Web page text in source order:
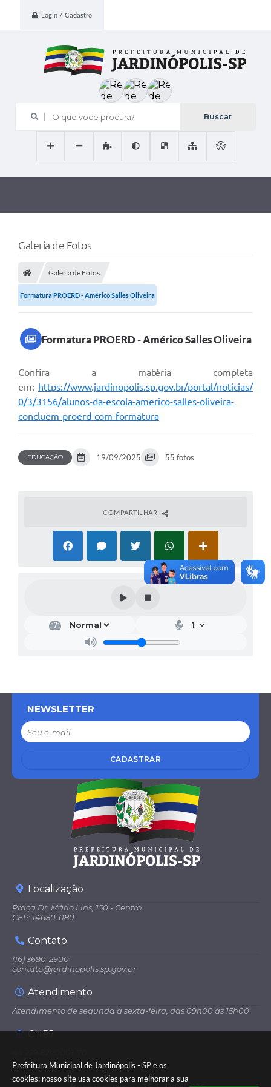
Prefeitura Municipal de Jardinópolis - SP e os
cookies: nosso site usa cookies para melhorar a sua
Login / Cadastro
O que voce procura?
Galeria de Fotos
Galeria de Fotos
Formatura PROERD - Américo Salles Oliveira
Formatura PROERD - Américo Salles Oliveira
Confira a matéria completa
em: https://www.jardinopolis.sp.gov.br/portal/noticias/
0/3/3156/alunos-da-escola-americo-salles-oliveira-
concluem-proerd-com-formatura
EDUCAÇÃO 19/09/2025 55 fotos
COMPARTILHAR
NEWSLETTER
CADASTRAR
Localização
Praça Dr. Mário Lins, 150 - Centro
CEP: 14680-080
Contato
(16) 3690-2900
contato@jardinopolis.sp.gov.br
Atendimento
Atendimento de segunda à sexta-feira, das 09h00 às 15h00
CNPJ